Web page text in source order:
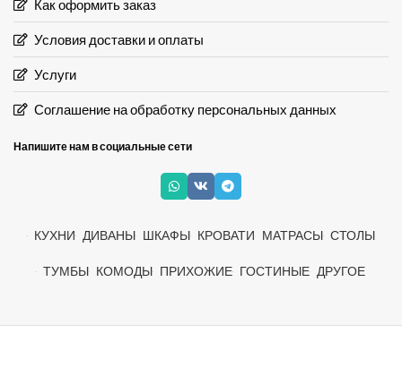
Как оформить заказ
Условия доставки и оплаты
Услуги
Соглашение на обработку персональных данных
Напишите нам в социальные сети
КУХНИ ДИВАНЫ ШКАФЫ КРОВАТИ МАТРАСЫ СТОЛЫ
ТУМБЫ КОМОДЫ ПРИХОЖИЕ ГОСТИНЫЕ ДРУГОЕ